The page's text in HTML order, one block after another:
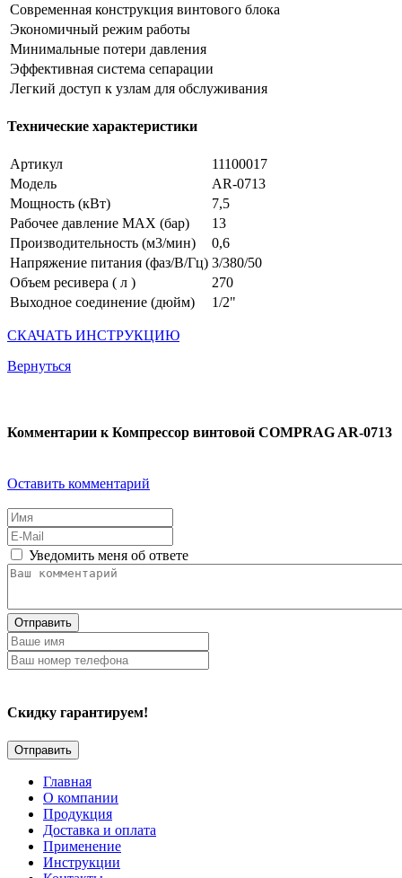
Современная конструкция винтового блока
Экономичный режим работы
Минимальные потери давления
Эффективная система сепарации
Легкий доступ к узлам для обслуживания
Технические характеристики
Артикул
11100017
Модель
АR-0713
Мощность (кВт)
7,5
Рабочее давление MAX (бар)
13
Производительность (м3/мин)
0,6
Напряжение питания (фаз/В/Гц) 3/380/50
Объем ресивера ( л )
270
Выходное соединение (дюйм)
1/2"
СКАЧАТЬ ИНСТРУКЦИЮ
Вернуться
Комментарии к Компрессор винтовой COMPRAG AR-0713
Оставить комментарий
Уведомить меня об ответе
Отправить
Скидку гарантируем!
Главная
О компании
Продукция
Доставка и оплата
Применение
Инструкции